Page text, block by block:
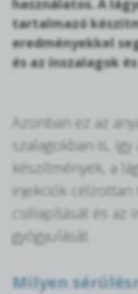
használatos. A
tartalmazó
eredményekkel
és az ínszalagok
Azonban ez az
szalagokban is,
készítmények, a
injekciók célzottan
csillapítását és az
gyógyulását.
Milyen